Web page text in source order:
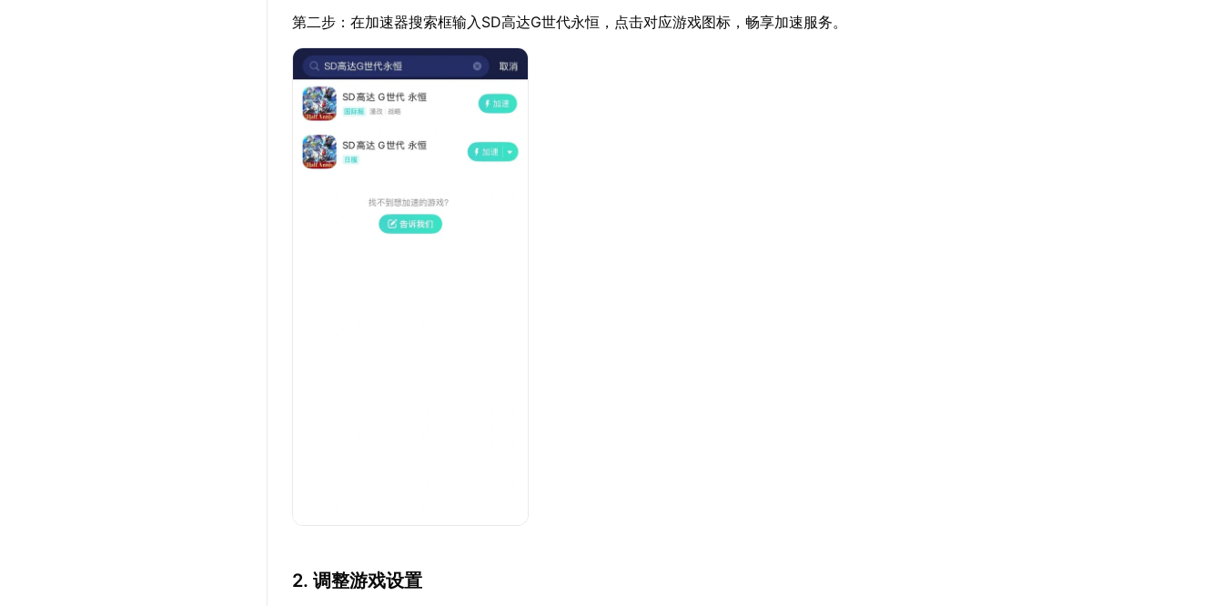
第二步：在加速器搜索框输入SD高达G世代永恒，点击对应游戏图标，畅享加速服务。
2. 调整游戏设置